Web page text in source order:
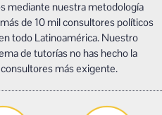
mediante nuestra metodología
de 10 mil consultores políticos
todo Latinoamérica. Nuestro
de tutorías no has hecho la
más exigente.